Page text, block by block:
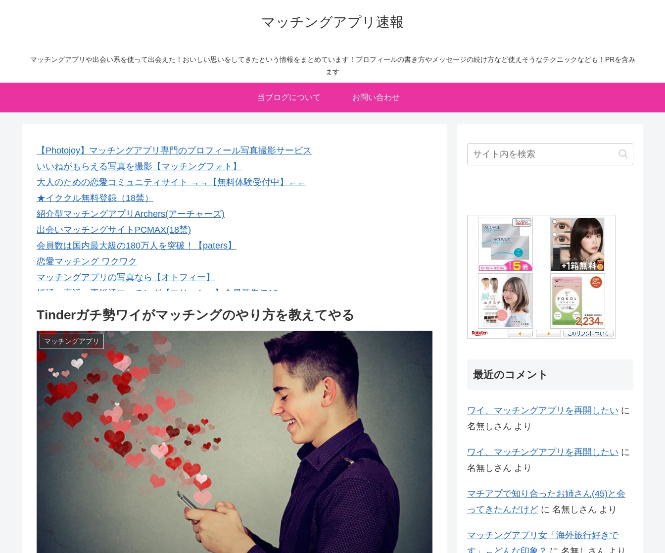
マッチングアプリ速報
マッチングアプリや出会い系を使って出会えた！おいしい思いをしてきたという情報をまとめています！プロフィールの書き方やメッセージの続け方など使えそうなテクニックなども！PRを含み
ます
当ブログについて お問い合わせ
【Photojoy】マッチングアプリ専門のプロフィール写真撮影サービス
いいねがもらえる写真を撮影【マッチングフォト】
大人のための恋愛コミュニティサイト →→【無料体験受付中】←←
★イククル無料登録（18禁）
紹介型マッチングアプリArchers(アーチャーズ)
出会いマッチングサイトPCMAX(18禁)
会員数は国内最大級の180万人を突破！【paters】
恋愛マッチング ワクワク
マッチングアプリの写真なら【オトフィー】
婚活・恋活・再婚活マッチング【マリッシュ】会員募集/R18
Tinderガチ勢ワイがマッチングのやり方を教えてやる
マッチングアプリ
最近のコメント
ワイ、マッチングアプリを再開したい に
名無しさん より
ワイ、マッチングアプリを再開したい に
名無しさん より
マチアプで知り合ったお姉さん(45)と会
ってきたんだけど に 名無しさん より
マッチングアプリ女「海外旅行好きで